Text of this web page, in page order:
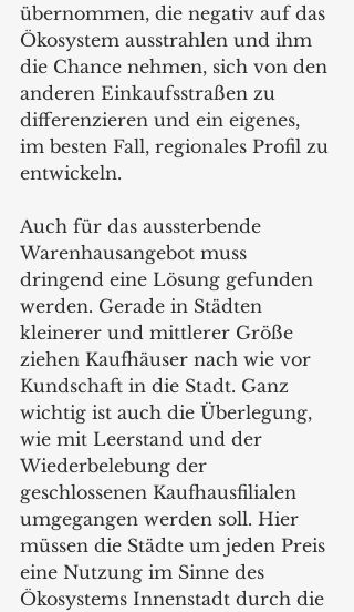
übernommen, die negativ auf das
Ökosystem ausstrahlen und ihm
die Chance nehmen, sich von den
anderen Einkaufsstraßen zu
differenzieren und ein eigenes,
im besten Fall, regionales Profil zu
entwickeln.
Auch für das aussterbende
Warenhausangebot muss
dringend eine Lösung gefunden
werden. Gerade in Städten
kleinerer und mittlerer Größe
ziehen Kaufhäuser nach wie vor
Kundschaft in die Stadt. Ganz
wichtig ist auch die Überlegung,
wie mit Leerstand und der
Wiederbelebung der
geschlossenen Kaufhausfilialen
umgegangen werden soll. Hier
müssen die Städte um jeden Preis
eine Nutzung im Sinne des
Ökosystems Innenstadt durch die